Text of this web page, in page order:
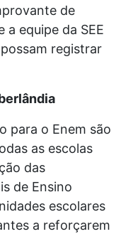
de
a equipe da SEE
registrar
para o Enem são
as escolas
das
de Ensino
escolares
a reforçarem